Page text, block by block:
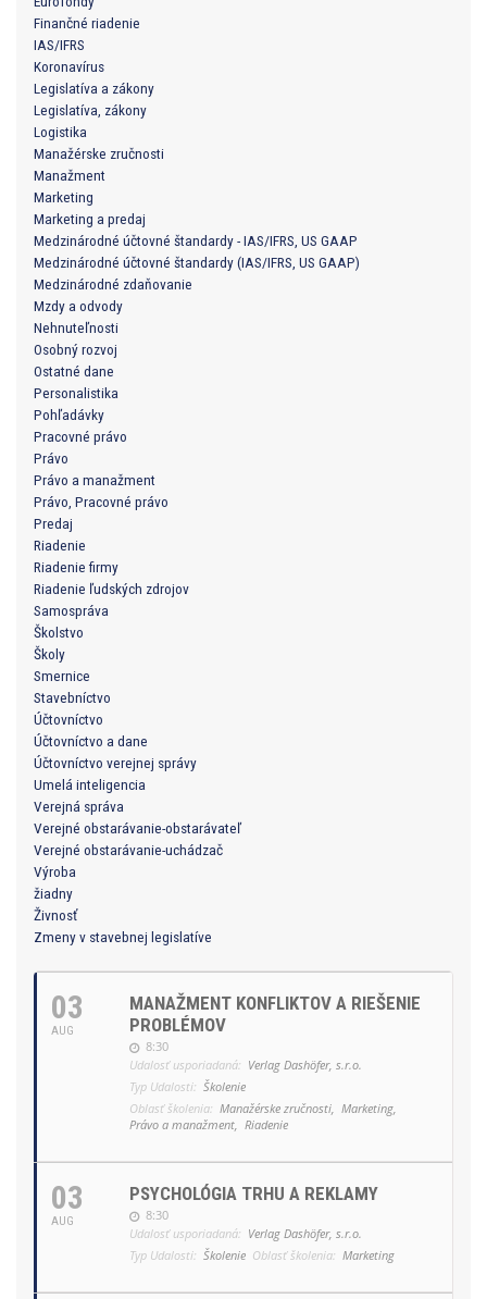
Finančné riadenie
IAS/IFRS
Koronavírus
Legislatíva a zákony
Legislatíva, zákony
Logistika
Manažérske zručnosti
Manažment
Marketing
Marketing a predaj
Medzinárodné účtovné štandardy - IAS/IFRS, US GAAP
Medzinárodné účtovné štandardy (IAS/IFRS, US GAAP)
Medzinárodné zdaňovanie
Mzdy a odvody
Nehnuteľnosti
Osobný rozvoj
Ostatné dane
Personalistika
Pohľadávky
Pracovné právo
Právo
Právo a manažment
Právo, Pracovné právo
Predaj
Riadenie
Riadenie firmy
Riadenie ľudských zdrojov
Samospráva
Školstvo
Školy
Smernice
Stavebníctvo
Účtovníctvo
Účtovníctvo a dane
Účtovníctvo verejnej správy
Umelá inteligencia
Verejná správa
Verejné obstarávanie-obstarávateľ
Verejné obstarávanie-uchádzač
Výroba
žiadny
Živnosť
Zmeny v stavebnej legislatíve
03
AUG
MANAŽMENT KONFLIKTOV A RIEŠENIE
PROBLÉMOV
8:30
Udalosť usporiadaná: Verlag Dashöfer, s.r.o.
Typ Udalosti: Školenie
Oblasť školenia: Manažérske zručnosti, Marketing,
Právo a manažment, Riadenie
03
AUG
PSYCHOLÓGIA TRHU A REKLAMY
8:30
Udalosť usporiadaná: Verlag Dashöfer, s.r.o.
Typ Udalosti: Školenie Oblasť školenia: Marketing